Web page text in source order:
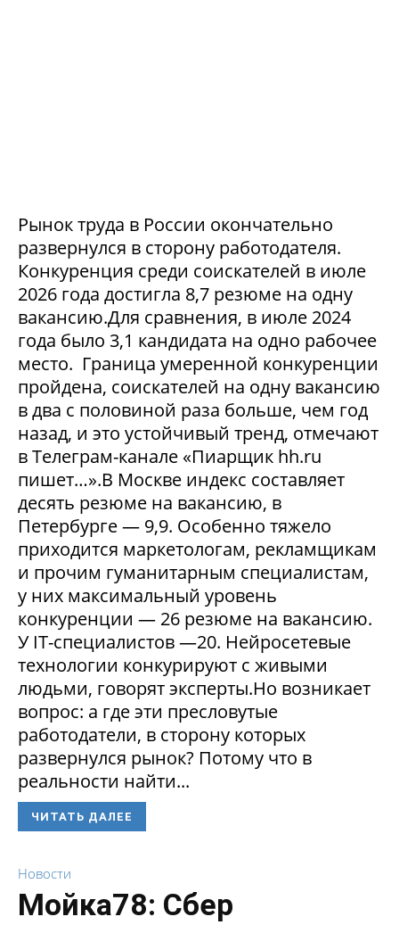
Рынок труда в России окончательно
развернулся в сторону работодателя.
Конкуренция среди соискателей в июле
2026 года достигла 8,7 резюме на одну
вакансию.Для сравнения, в июле 2024
года было 3,1 кандидата на одно рабочее
место. Граница умеренной конкуренции
пройдена, соискателей на одну вакансию
в два с половиной раза больше, чем год
назад, и это устойчивый тренд, отмечают
в Телеграм-канале «Пиарщик hh.ru
пишет…».В Москве индекс составляет
десять резюме на вакансию, в
Петербурге — 9,9. Особенно тяжело
приходится маркетологам, рекламщикам
и прочим гуманитарным специалистам,
у них максимальный уровень
конкуренции — 26 резюме на вакансию.
У IT-специалистов —20. Нейросетевые
технологии конкурируют с живыми
людьми, говорят эксперты.Но возникает
вопрос: а где эти пресловутые
работодатели, в сторону которых
развернулся рынок? Потому что в
реальности найти...
ЧИТАТЬ ДАЛЕЕ
Новости
Мойка78: Сбер